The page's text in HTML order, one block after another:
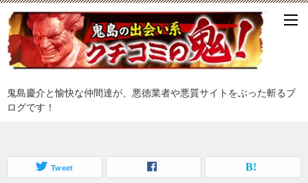
鬼島慶介と愉快な仲間達が、悪徳業者や悪質サイトをぶった斬るブ
ログです！
Tweet